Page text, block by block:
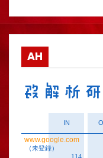
AH